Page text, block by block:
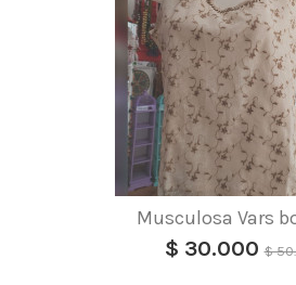
Musculosa Vars
$ 30.000$